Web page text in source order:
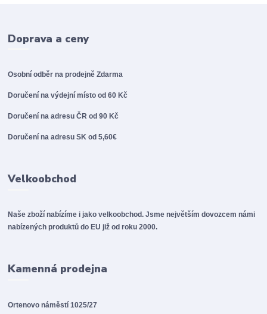
Doprava a ceny
Osobní odběr na prodejněZdarma
Doručení na výdejní místo od 60 Kč
Doručení na adresu ČR od 90 Kč
Doručení na adresu SK od 5,60€
Velkoobchod
Naše zboží nabízíme i jako velkoobchod. Jsme největším dovozcem námi
nabízených produktů do EU již od roku 2000.
Kamenná prodejna
Ortenovo náměstí 1025/27